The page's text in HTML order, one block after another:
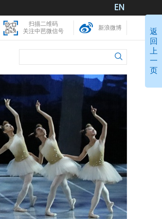
返
回
上
一
页
扫描二维码
关注中芭微信号
新浪微博